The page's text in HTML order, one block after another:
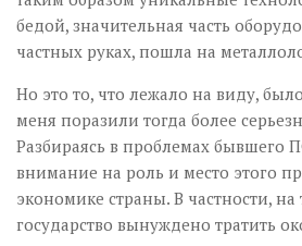
бедой, значительная часть
частных руках, пошла на
Но это то, что лежало на виду,
меня поразили тогда более
Разбираясь в проблемах бывшего
внимание на роль и место этого
экономике страны. В частности, на
государство вынуждено тратить